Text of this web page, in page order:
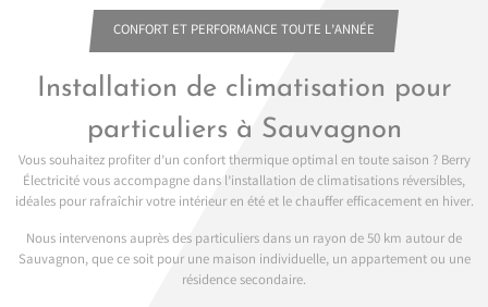
CONFORT ET PERFORMANCE TOUTE L’ANNÉE
Installation de climatisation pour
particuliers à Sauvagnon
Vous souhaitez profiter d’un confort thermique optimal en toute saison ? Berry
Électricité vous accompagne dans l’installation de climatisations réversibles,
idéales pour rafraîchir votre intérieur en été et le chauffer efficacement en hiver.
Nous intervenons auprès des particuliers dans un rayon de 50 km autour de
Sauvagnon, que ce soit pour une maison individuelle, un appartement ou une
résidence secondaire.